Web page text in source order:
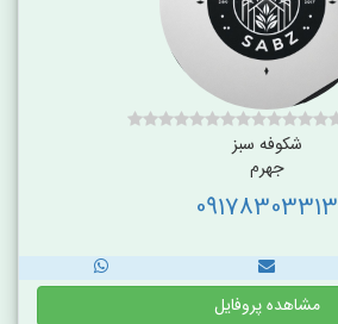
شکوفه سبز
جهرم
09178303313
مشاهده پروفایل